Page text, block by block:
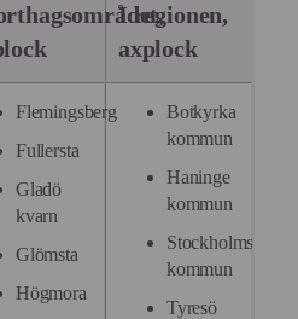
I regionen,
axplock
Flemingsberg
Fullersta
Gladö
kvarn
Glömsta
Högmora
Botkyrka
kommun
Haninge
kommun
Stockholms
kommun
Tyresö